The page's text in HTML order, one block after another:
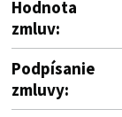
Hodnota
zmluv:
Podpísanie
zmluvy: